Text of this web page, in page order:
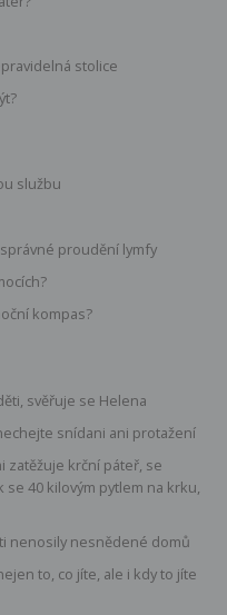
stolice
službu
proudění lymfy
kompas?
svěřuje se Helena
snídani ani protažení
zatěžuje krční páteř, se
40 kilovým pytlem na krku,
nenosily nesnědené domů
to, co jíte, ale i kdy to jíte